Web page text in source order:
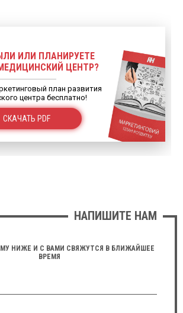
ИЛИ ПЛАНИРУЕТЕ
ЦЕНТР?
план развития
центра бесплатно!
СКАЧАТЬ PDF
НАПИШИТЕ НАМ
НИЖЕ И С ВАМИ СВЯЖУТСЯ В БЛИЖАЙШЕЕ
ВРЕМЯ